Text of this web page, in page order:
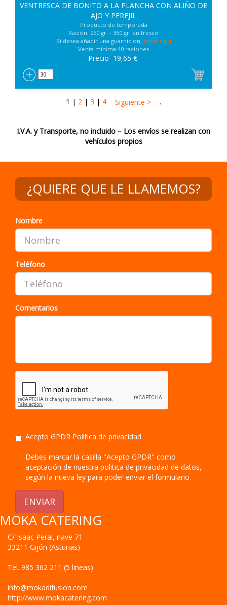
VENTRESCA DE BONITO A LA PLANCHA CON ALIÑO DE
AJO Y PEREJIL
Producto de temporada
Ración: 250 gr. - 350 gr. en fresco
Si desea añadir una guarnicion, pulse aqui
Venta mínima 40 raciones
Precio 19,65 €
1 | 2 | 3 | 4 Siguiente > .
I.V.A. y Transporte, no incluido – Los envíos se realizan con
vehículos propios
¿QUIERE QUE LE LLAMEMOS?
Nombre
Teléfono
Comentarios
Acepto GPDR Politica de privacidad
Debes marcar la casilla "Acepto GPDR" como
aceptación de nuestra politica de privacidad de datos,
según la nueva ley para poder enviar el formulario.
ENVIAR
MOKA CATERING
C/ Isaac Peral, nave 71
33211 Gijón (Asturias)
Tel. 985 362 211 (5 lineas)
info@mokadifusion.com
http://www.mokacatering.com